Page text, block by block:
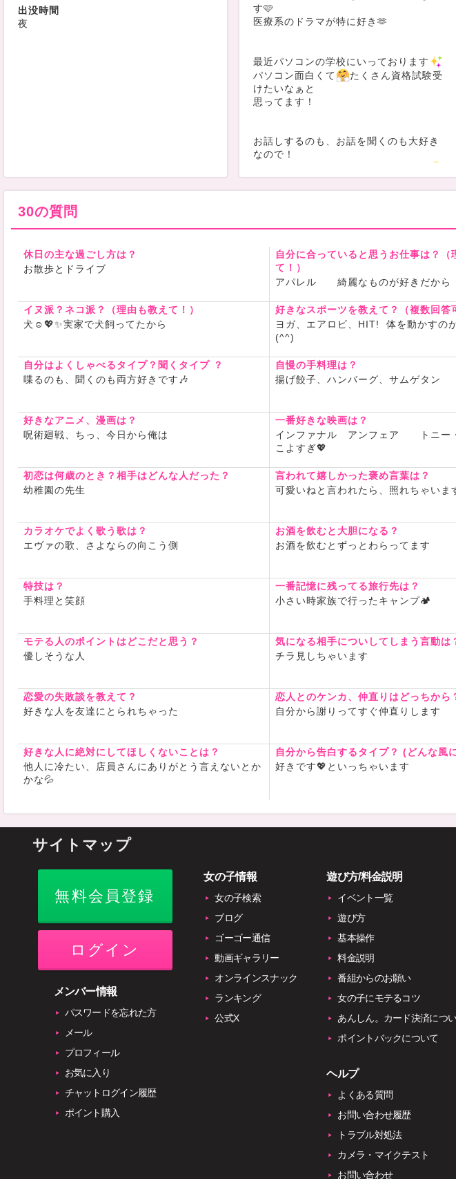
出没時間
夜
す🩷
医療系のドラマが特に好き🫶
最近パソコンの学校にいっております
パソコン面白くて
たくさん資格試験受
けたいなぁと
思ってます！
お話しするのも、お話を聞くのも大好き
なので！
純和風です
と思います^_^
ニコニコとしております。
普通の顔ですが、
好きだなぁと思ったら是非お試しくださ
ってます
🩷
30の質問
休日の主な過ごし方は？
お散歩とドライブ
自分に合っていると思うお仕事は？（
て！）
アパレル 綺麗なものが好きだから
イヌ派？ネコ派？（理由も教えて！）
犬☺️💖✨実家で犬飼ってたから
好きなスポーツを教えて？（複数回答
ヨガ、エアロビ、HIT! 体を動かすの
(^^)
自分はよくしゃべるタイプ？聞くタイプ ？
喋るのも、聞くのも両方好きです🎶
自慢の手料理は？
揚げ餃子、ハンバーグ、サムゲタン
好きなアニメ、漫画は？
呪術廻戦、ちっ、今日から俺は
一番好きな映画は？
インファナル アンフェア トニー
こよすぎ💖
初恋は何歳のとき？相手はどんな人だった？
幼稚園の先生
言われて嬉しかった褒め言葉は？
可愛いねと言われたら、照れちゃいま
カラオケでよく歌う歌は？
エヴァの歌、さよならの向こう側
お酒を飲むと大胆になる？
お酒を飲むとずっとわらってます
特技は？
手料理と笑顔
一番記憶に残ってる旅行先は？
小さい時家族で行ったキャンプ🏕️
モテる人のポイントはどこだと思う？
優しそうな人
気になる相手についしてしまう言動は
チラ見しちゃいます
恋愛の失敗談を教えて？
好きな人を友達にとられちゃった
恋人とのケンカ、仲直りはどっちから
自分から謝りってすぐ仲直りします
好きな人に絶対にしてほしくないことは？
他人に冷たい、店員さんにありがとう言えないとか
かな💦
自分から告白するタイプ？ (どんな風
好きです💖といっちゃいます
サイトマップ
無料会員登録
ログイン
メンバー情報
パスワードを忘れた方
メール
プロフィール
お気に入り
チャットログイン履歴
ポイント購入
女の子情報
女の子検索
ブログ
ゴーゴー通信
動画ギャラリー
オンラインスナック
ランキング
公式X
遊び方/料金説明
イベント一覧
遊び方
基本操作
料金説明
番組からのお願い
女の子にモテるコツ
あんしん。カード決済につ
ポイントバックについて
ヘルプ
よくある質問
お問い合わせ履歴
トラブル対処法
カメラ・マイクテスト
お問い合わせ